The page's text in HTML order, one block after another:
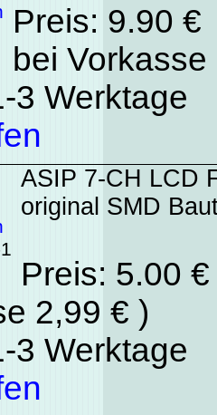
Preis: 9.90
bei
3 Werktage
ASIP 7-CH LCD
original SMD
Preis: 5.00
2,99 € )
3 Werktage